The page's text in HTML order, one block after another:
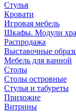
Стулья
Кровати
Игровая мебель
Шкафы. Модули
Распродажа
Выставочные
Мебель для ванной
Столы
Столы островные
Стулья и табуреты
Прихожие
Витрины